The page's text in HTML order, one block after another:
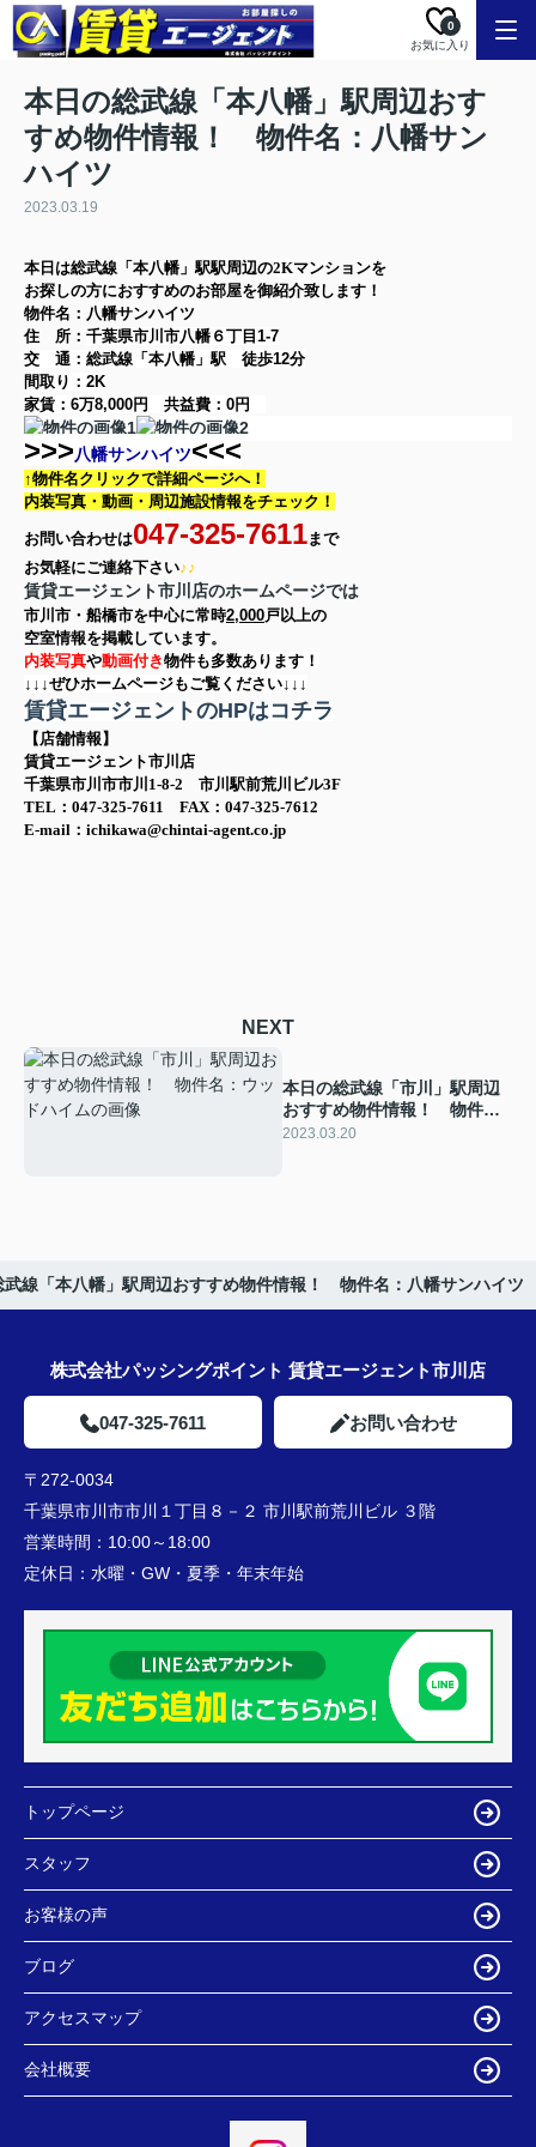
お気に入り
0
本日の総武線「本八幡」駅周辺おす
すめ物件情報！ 物件名：八幡サン
ハイツ
2023.03.19
本日は総武線「本八幡」駅駅周辺の2Kマンションを
お探しの方におすすめのお部屋を御紹介致します！
物件名：八幡サンハイツ
住 所： 千葉県市川市八幡６丁目1-7
交 通：総武線「本八幡」駅 徒歩12分
間取り： 2K
家賃： 6万8,000円 共益費： 0円
>>>八幡サンハイツ<<<
↑物件名クリックで詳細ページへ！
内装写真・動画・ 周辺施設情報をチェック！
お問い合わせは047-325-7611まで
お気軽にご連絡下さい♪♪
賃貸エージェント市川店のホームページでは
市川市・船橋市を中心に常時2,000戸以上の
空室情報を掲載しています。
内装写真や動画付き物件も多数あります！
↓↓↓ぜひホームページもご覧ください↓↓↓
賃貸エージェントのHPはコチラ
【店舗情報】
賃貸エージェント市川店
千葉県市川市市川1-8-2 市川駅前荒川ビル3F
TEL：047-325-7611 FAX：047-325-7612
E-mail：ichikawa@chintai-agent.co.jp
NEXT
本日の総武線「市川」駅周辺
おすすめ物件情報！ 物件
名：ウッドハイム
2023.03.20
武線「本八幡」駅周辺おすすめ物件情報！ 物件名：八幡サンハイツ
株式会社パッシングポイント 賃貸エージェント市川店
047-325-7611 お問い合わせ
〒272-0034
千葉県市川市市川１丁目８－２ 市川駅前荒川ビル ３階
営業時間： 10:00～18:00
定休日： 水曜・GW・夏季・年末年始
トップページ
スタッフ
お客様の声
ブログ
アクセスマップ
会社概要